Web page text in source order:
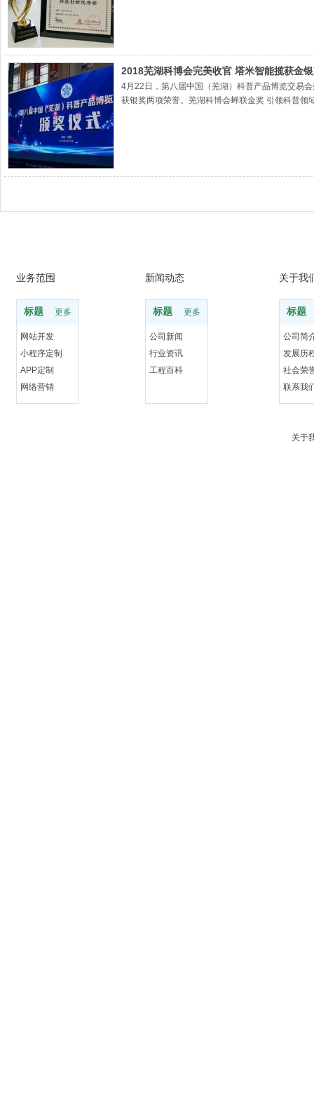
2018芜湖科博会完美收官 塔米智能揽获金
4月22日，第八届中国（芜湖）科普产品博览交易
获银奖两项荣誉。芜湖科博会蝉联金奖 引领科普
标题 更多
网站开发
小程序定制
APP定制
网络营销
标题 更多
公司新闻
行业资讯
工程百科
标题
公司简
发展历
社会荣
联系我
业务范围 新闻动态 关于我
关于